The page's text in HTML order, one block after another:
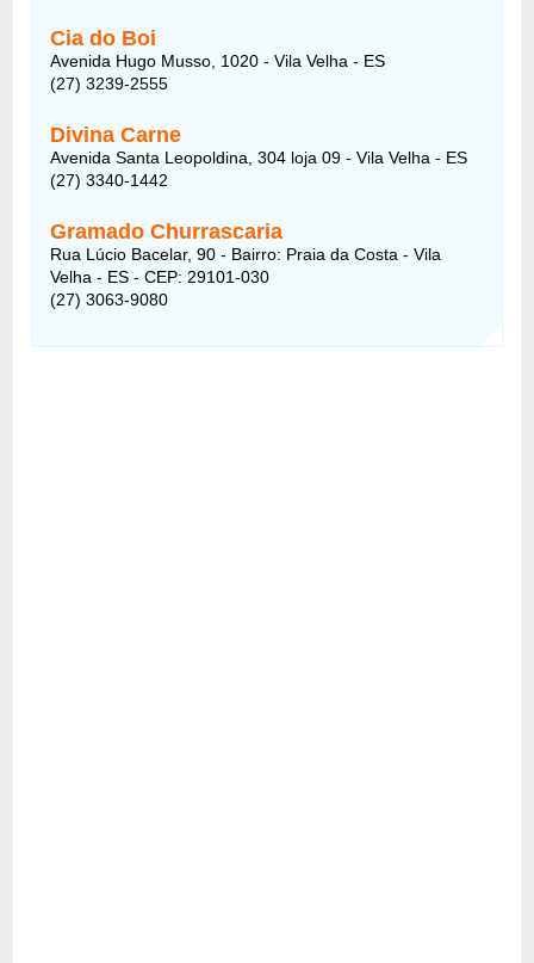
Cia do Boi
Avenida Hugo Musso, 1020 - Vila Velha - ES
(27) 3239-2555
Divina Carne
Avenida Santa Leopoldina, 304 loja 09 - Vila Velha - ES
(27) 3340-1442
Gramado Churrascaria
Rua Lúcio Bacelar, 90 - Bairro: Praia da Costa - Vila
Velha - ES - CEP: 29101-030
(27) 3063-9080